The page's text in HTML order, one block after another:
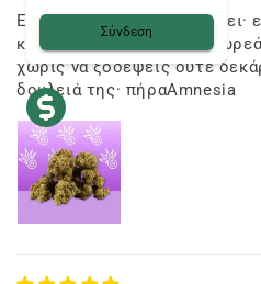
Ειλικρινά, δεν το παρακάνει·
κερδίσεις 2 γραμμάρια
χωρίς να ξοδέψεις ούτε
δουλειά της· πήραAmnesia
Σύνδεση